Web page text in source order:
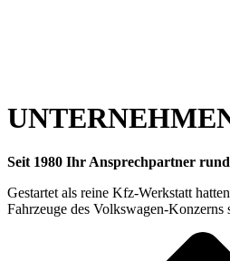
Seit 1980 Ihr Ansprechpartner
Gestartet als reine Kfz-Werkstatt
Fahrzeuge des Volkswagen-Konzerns